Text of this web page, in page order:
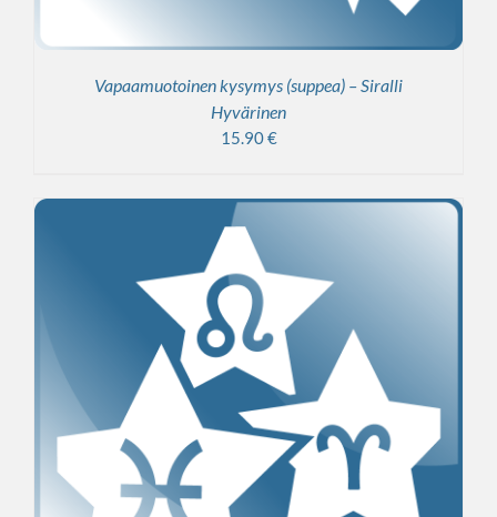
Vapaamuotoinen kysymys (suppea) – Siralli
Hyvärinen
15.90€